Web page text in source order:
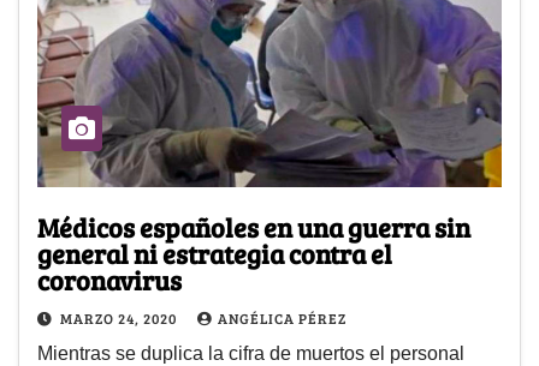
Médicos españoles en una guerra sin
general ni estrategia contra el
coronavirus
MARZO 24, 2020 ANGÉLICA PÉREZ
Mientras se duplica la cifra de muertos el personal